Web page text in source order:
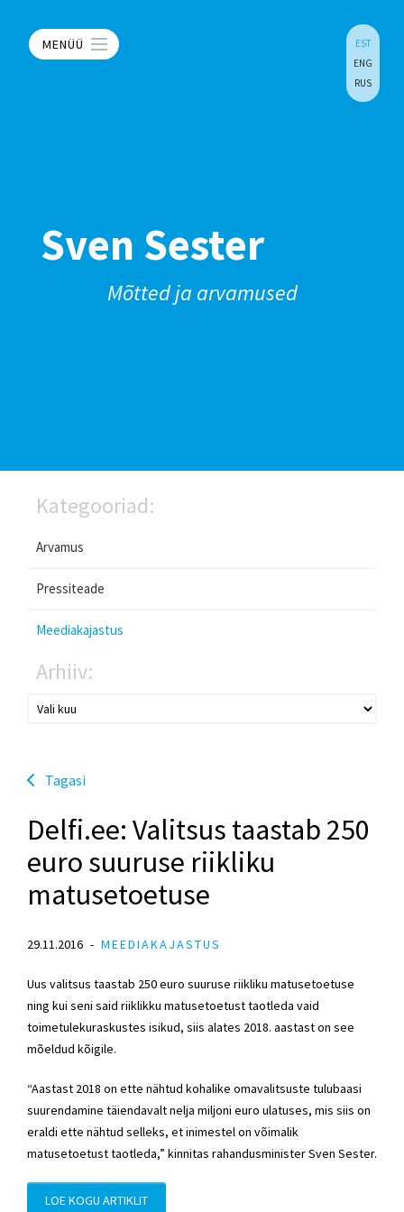
MENÜÜ
EST
ENG
RUS
Sven Sester
Mõtted ja arvamused
Kategooriad:
Arvamus
Pressiteade
Meediakajastus
Arhiiv:
Tagasi
Delfi.ee: Valitsus taastab 250
euro suuruse riikliku
matusetoetuse
29.11.2016 MEEDIAKAJASTUS
Uus valitsus taastab 250 euro suuruse riikliku matusetoetuse
ning kui seni said riiklikku matusetoetust taotleda vaid
toimetulekuraskustes isikud, siis alates 2018. aastast on see
mõeldud kõigile.
“Aastast 2018 on ette nähtud kohalike omavalitsuste tulubaasi
suurendamine täiendavalt nelja miljoni euro ulatuses, mis siis on
eraldi ette nähtud selleks, et inimestel on võimalik
matusetoetust taotleda,” kinnitas rahandusminister Sven Sester.
LOE KOGU ARTIKLIT